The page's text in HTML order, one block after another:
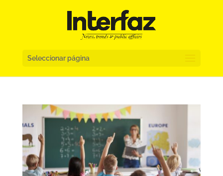
Seleccionar página